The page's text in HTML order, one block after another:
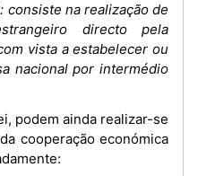
na realização de
directo pela
vista a estabelecer ou
nacional por intermédio
cooperação económica